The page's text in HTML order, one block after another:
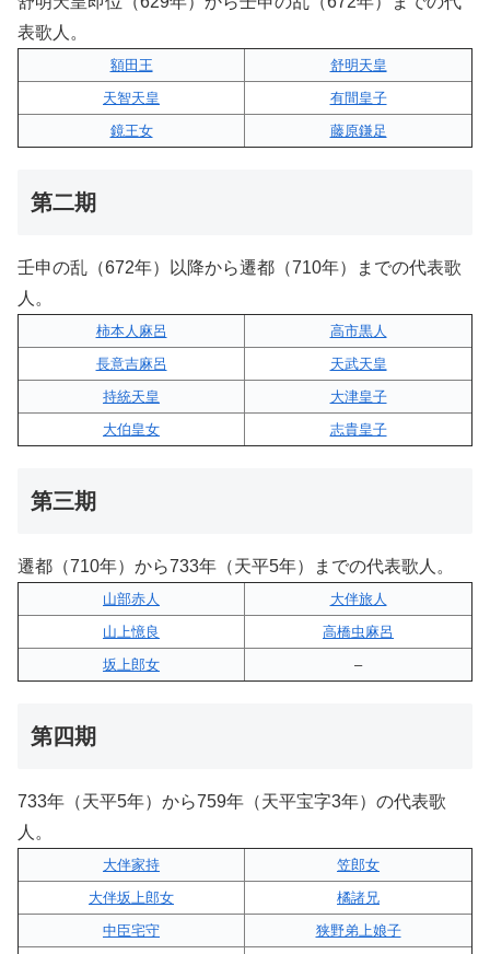
表歌人。
額田王
舒明天皇
天智天皇
有間皇子
鏡王女
藤原鎌足
第二期
壬申の乱（672年）以降から遷都（710年）までの代表歌
人。
柿本人麻呂
高市黒人
長意吉麻呂
天武天皇
持統天皇
大津皇子
大伯皇女
志貴皇子
第三期
遷都（710年）から733年（天平5年）までの代表歌人。
山部赤人
大伴旅人
山上憶良
高橋虫麻呂
坂上郎女
–
第四期
733年（天平5年）から759年（天平宝字3年）の代表歌
人。
大伴家持
笠郎女
大伴坂上郎女
橘諸兄
中臣宅守
狭野弟上娘子